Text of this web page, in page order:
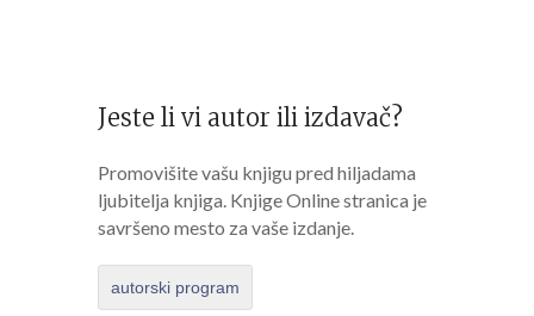
Jeste li vi autor ili izdavač?
Promovišite vašu knjigu pred hiljadama
ljubitelja knjiga. Knjige Online stranica je
savršeno mesto za vaše izdanje.
autorski program